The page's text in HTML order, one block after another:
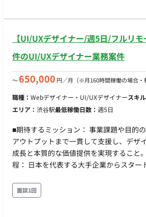
ル ▼スプリント(半月単位） ・スプリ
ントレビュー（半月に1度） ・スプリン
ブ ▼同期コミュニケーション：Gather
ィスに出社 ・非同期コミュニケーショ
ク情報：Notion, miro ・画面デザイン
ロジェクト管理：Notion ・開発生産性
・グループウェア：
GoogleCalendar, SpreadSheet）
・Claude Code ・Cursor ■働き方 ・平日×週5日 ・基本10-
19時 ※相談可能 ・基本リモートだが、
ス出社
0.5〜1.0人月 リモート稼働：フルリモー
【UI/UXデザイナー/週5日/フルリ
件のUI/UXデザイナー業務案件
〜650,000 円／月 （※月160時間稼働の場合・
職種： Webデザイナー・UI/UXデザイナースキル
エリア： 渋谷駅最低稼働日数： 週5日
■期待するミッション： 事業課題や目的
アウトプットまで一貫して支援し、デザ
成長と本質的な価値提供を実現すること。 ■業務内容・担当工
程： 日本を代表する大手企業からスター
ら、案件への深い理解とデザインアウト
アント、ユーザーに価値を提供します。 ▼具体的な仕事内容 ・
クライアントの事業課題や「なぜやりた
面談1回